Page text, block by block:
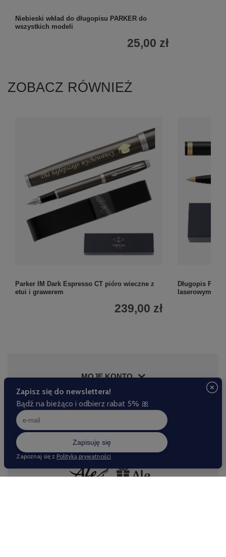
Niebieski wkład do długopisu PARKER do
wszystkich modeli
25,00 zł
ZOBACZ RÓWNIEŻ
Parker IM Dark Espresso CT pióro wieczne z
etui i grawerem
239,00 zł
Długopis
laserowym
MOJE KONTO
INFORMACJE
Nasze sklepy